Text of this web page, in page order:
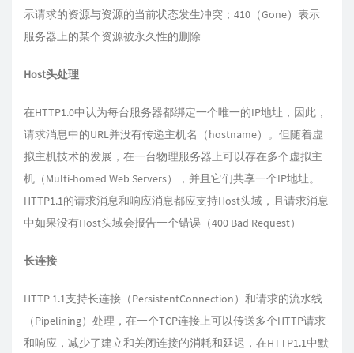
示请求的资源与资源的当前状态发生冲突；410（Gone）表示
服务器上的某个资源被永久性的删除
Host头处理
在HTTP1.0中认为每台服务器都绑定一个唯一的IP地址，因此，
请求消息中的URL并没有传递主机名（hostname）。但随着虚
拟主机技术的发展，在一台物理服务器上可以存在多个虚拟主
机（Multi-homed Web Servers），并且它们共享一个IP地址。
HTTP1.1的请求消息和响应消息都应支持Host头域，且请求消息
中如果没有Host头域会报告一个错误（400 Bad Request）
长连接
HTTP 1.1支持长连接（PersistentConnection）和请求的流水线
（Pipelining）处理，在一个TCP连接上可以传送多个HTTP请求
和响应，减少了建立和关闭连接的消耗和延迟，在HTTP1.1中默